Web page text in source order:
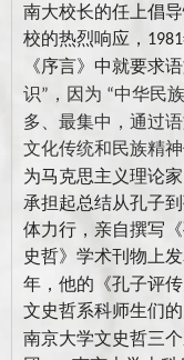
南大校长的任上倡
校的热烈响应， 1981
《序言》中就要求
识” ，因为 “中华民
多、最集中，通过
文化传统和民族精神
为马克思主义理论
承担起总结从孔子
体力行，亲自撰写
史哲》学术刊物上
年，他的《孔子评
文史哲系科师生们的
南京大学文史哲三